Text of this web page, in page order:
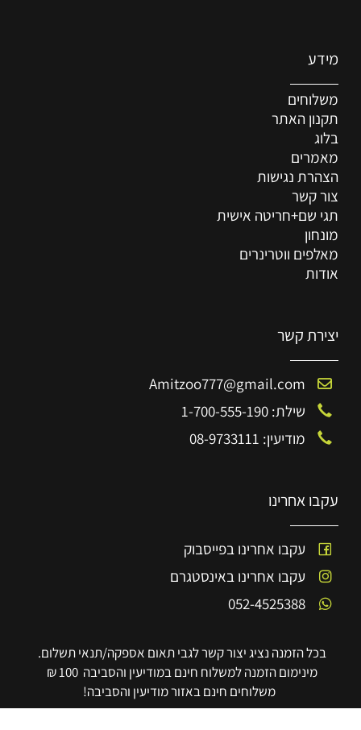
מידע
משלוחים
תקנון האתר
בלוג
מאמרים
הצהרת נגישות
צור קשר
תגי שם+חריטה אישית
מונחון
מאלפים ווטרינרים
אודות
יצירת קשר
Amitzoo777@gmail.com
שילת: 1-700-555-190
מודיעין: 08-9733111
עקבו אחרינו
עקבו אחרינו בפייסבוק
עקבו אחרינו באינסטגרם
052-4525388
בכל הזמנה נציג יצור קשר לגבי תאום אספקה/תנאי תשלום.
מינימום הזמנה למשלוח חינם במודיעין והסביבה 100 ₪
משלוחים חינם באזור מודיעין והסביבה!